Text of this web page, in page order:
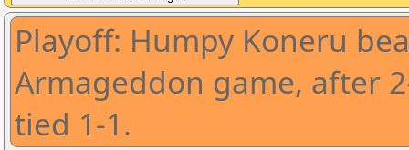
Playoff: Humpy Koneru
Armageddon game, after
tied 1-1.